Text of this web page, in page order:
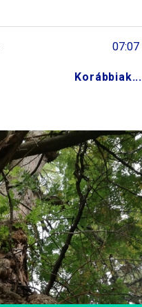
07:07
Korábbiak...